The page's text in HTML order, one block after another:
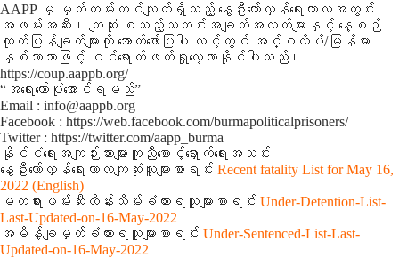
AAPP မှ မှတ်တမ်းတင်လျက်ရှိသည့် နွေဦးတော်လှန်ရေးကာလအတွင်း
အဖမ်းအဆီး၊ ကျဆုံး စသည့်သတင်းအချက်အလက်များနှင့် နေ့စဉ်
ထုတ်ပြန်ချက်များကို အောက်ဖော်ပြပါ လင့်တွင် အင်္ဂလိပ်/မြန်မာ
နှစ်ဘာသာဖြင့် ဝင်ရောက်ဖတ်ရှုလေ့လာနိုင်ပါသည်။
https://coup.aappb.org/
“အရေးတော်ပုံအောင်ရမည်”
Email : info@aappb.org
Facebook : https://web.facebook.com/burmapoliticalprisoners/
Twitter : https://twitter.com/aapp_burma
နိုင်ငံရေးအကျဉ်းသားများကူညီစောင့်ရှောက်ရေးအသင်း
နွေဦးတော်လှန်ရေးကာလကျဆုံးသူများစာရင်း Recent fatality List for May 16,
2022 (English)
မတရားဖမ်းဆီးထိန်းသိမ်းခံထားရသူများစာရင်း Under-Detention-List-
Last-Updated-on-16-May-2022
အမိန့်ချမှတ်ခံထားရသူများစာရင်း Under-Sentenced-List-Last-
Updated-on-16-May-2022